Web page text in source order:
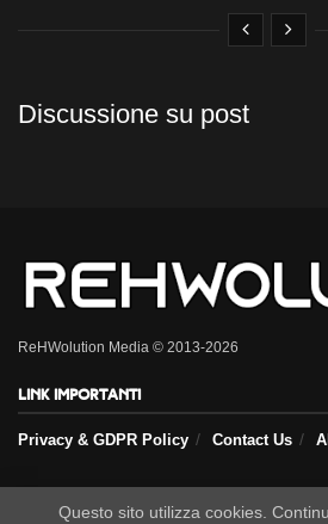
Discussione su post
ReHWolution Media © 2013-2026
Link importanti
Privacy & GDPR Policy Contact Us
Seguici sui nostri social
Questo sito utilizza cookies.